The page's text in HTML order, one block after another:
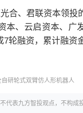
合、君联资本领投
本、云启资本、广
7轮融资，累计融资
研轮式双臂仿人形机器人
代表九方智投观点，不构